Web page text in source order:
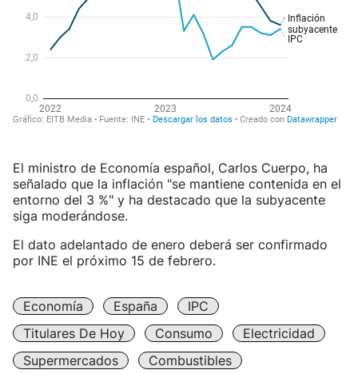
El ministro de Economía español, Carlos Cuerpo, ha
señalado que la inflación "se mantiene contenida en el
entorno del 3 %" y ha destacado que la subyacente
siga moderándose.
El dato adelantado de enero deberá ser confirmado
por INE el próximo 15 de febrero.
Economía España
IPC
Titulares De Hoy
Consumo
Electricidad
Supermercados
Combustibles